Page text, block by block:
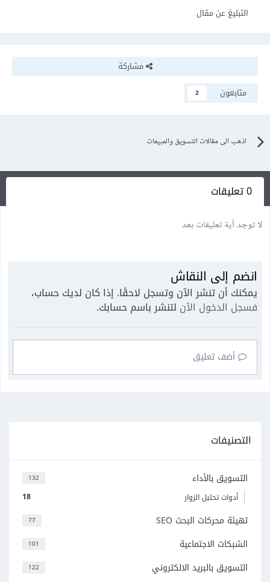
التبليغ عن مقال
مشاركة
متابعون
2
اذهب الى مقالات التسويق والمبيعات
0 تعليقات
لا توجد أية تعليقات بعد
انضم إلى النقاش
يمكنك أن تنشر الآن وتسجل لاحقًا. إذا كان لديك حساب،
فسجل الدخول الآن لتنشر باسم حسابك.
أضف تعليق
التصنيفات
132 التسويق بالأداء
18 أدوات تحليل الزوار
77 تهيئة محركات البحث SEO
101 الشبكات الاجتماعية
122 التسويق بالبريد الالكتروني